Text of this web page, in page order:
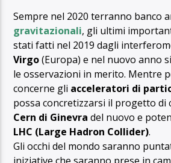
Sempre nel 2020 terranno banco
gravitazionali, gli ultimi
stati fatti nel 2019 dagli
Virgo(Europa) e nel nuovo anno
le osservazioni in merito. Mentre
concerne gli acceleratori di
possa concretizzarsi il progetto di
Cern di Ginevra del nuovo e
LHC (Large Hadron Collider).
Gli occhi del mondo saranno